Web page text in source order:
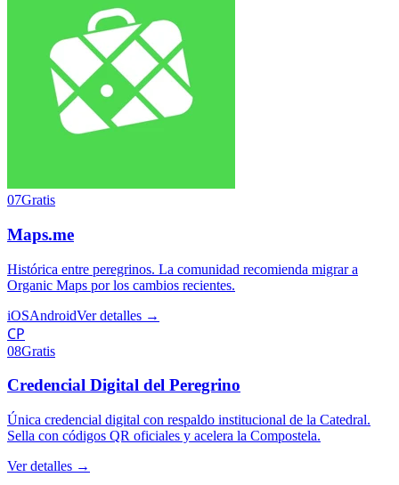
07Gratis
Maps.me
Histórica entre peregrinos. La comunidad recomienda migrar a
Organic Maps por los cambios recientes.
iOSAndroidVer detalles →
CP
08Gratis
Credencial Digital del Peregrino
Única credencial digital con respaldo institucional de la Catedral.
Sella con códigos QR oficiales y acelera la Compostela.
Ver detalles →